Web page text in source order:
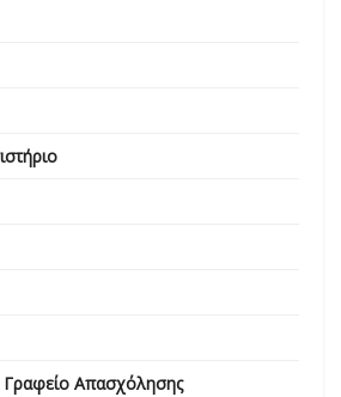
Γραφείο Απασχόλησης